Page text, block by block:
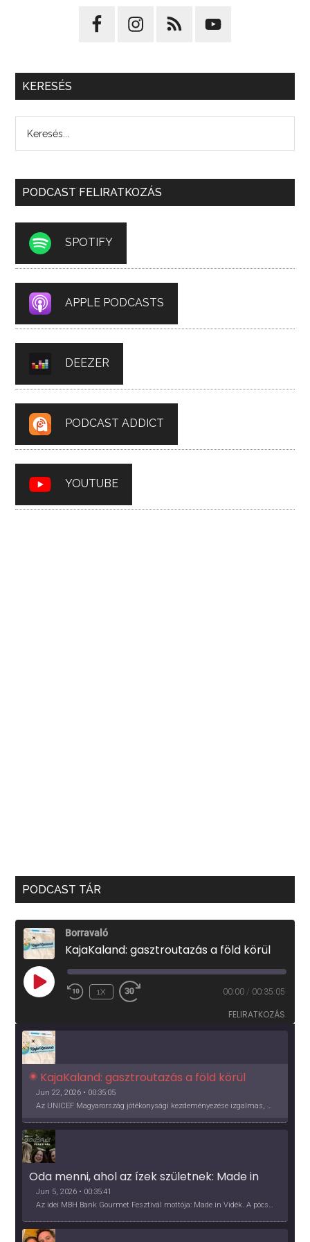
KERESÉS
PODCAST FELIRATKOZÁS
SPOTIFY
APPLE PODCASTS
DEEZER
PODCAST ADDICT
YOUTUBE
PODCAST TÁR
Borravaló
KajaKaland: gasztroutazás a föld körül
PLAY
EPISODE
1X 00:00 / 00:35:05
FELIRATKOZÁS
KajaKaland: gasztroutazás a föld körül
Jun 22, 2026 • 00:35:05
Az UNICEF Magyarország jótékonysági kezdeményezése izgalmas, egész éves világkörüli ízutazásra hív, igazi családi program és gasztroedukáció, illetve segítség a rászorulóknak is egyben.
Oda menni, ahol az ízek születnek: Made in
Vidék, Gourmet Fesztivál 2026
Jun 5, 2026 • 00:35:41
Az idei MBH Bank Gourmet Fesztivál mottója: Made in Vidék. A pócsmegyeri Papi, a mályinkai Iszkor és a szigligeti Villa Kabala tulajdonosai beszélnek arról, hogy mit jelentenek nekik a vidék ízei.